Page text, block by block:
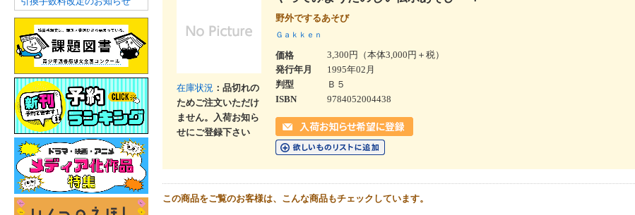
在庫状況 ：品切れの
ためご注文いただけ
ません。入荷お知ら
せにご登録下さい
野外でするあそび
Ｇａｋｋｅｎ
価格
3,300円（本体3,000円＋税）
発行年月
1995年02月
判型
Ｂ５
ISBN
9784052004438
この商品をご覧のお客様は、こんな商品もチェックしています。